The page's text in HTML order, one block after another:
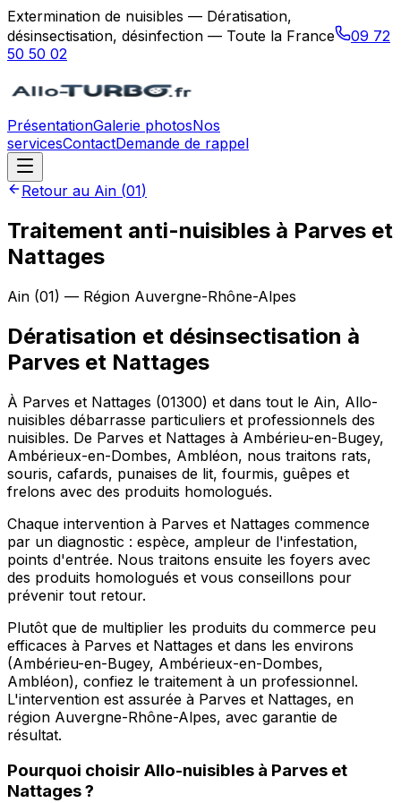
Extermination de nuisibles — Dératisation,
désinsectisation, désinfection — Toute la France
09 72
50 50 02
PrésentationGalerie photosNos
servicesContactDemande de rappel
Retour au Ain (01)
Traitement anti-nuisibles à Parves et
Nattages
Ain (01) — Région Auvergne-Rhône-Alpes
Dératisation et désinsectisation à
Parves et Nattages
À Parves et Nattages (01300) et dans tout le Ain, Allo-
nuisibles débarrasse particuliers et professionnels des
nuisibles. De Parves et Nattages à Ambérieu-en-Bugey,
Ambérieux-en-Dombes, Ambléon, nous traitons rats,
souris, cafards, punaises de lit, fourmis, guêpes et
frelons avec des produits homologués.
Chaque intervention à Parves et Nattages commence
par un diagnostic : espèce, ampleur de l'infestation,
points d'entrée. Nous traitons ensuite les foyers avec
des produits homologués et vous conseillons pour
prévenir tout retour.
Plutôt que de multiplier les produits du commerce peu
efficaces à Parves et Nattages et dans les environs
(Ambérieu-en-Bugey, Ambérieux-en-Dombes,
Ambléon), confiez le traitement à un professionnel.
L'intervention est assurée à Parves et Nattages, en
région Auvergne-Rhône-Alpes, avec garantie de
résultat.
Pourquoi choisir Allo-nuisibles à Parves et
Nattages?